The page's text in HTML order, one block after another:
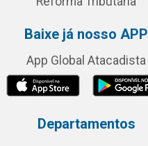
Baixe já nosso APP
App Global Atacadista
Departamentos